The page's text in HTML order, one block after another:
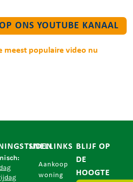
ONS YOUTUBE KANAAL
meest populaire video nu
SNELLINKS
Aankoop
woning
BLIJF OP
DE
HOOGTE